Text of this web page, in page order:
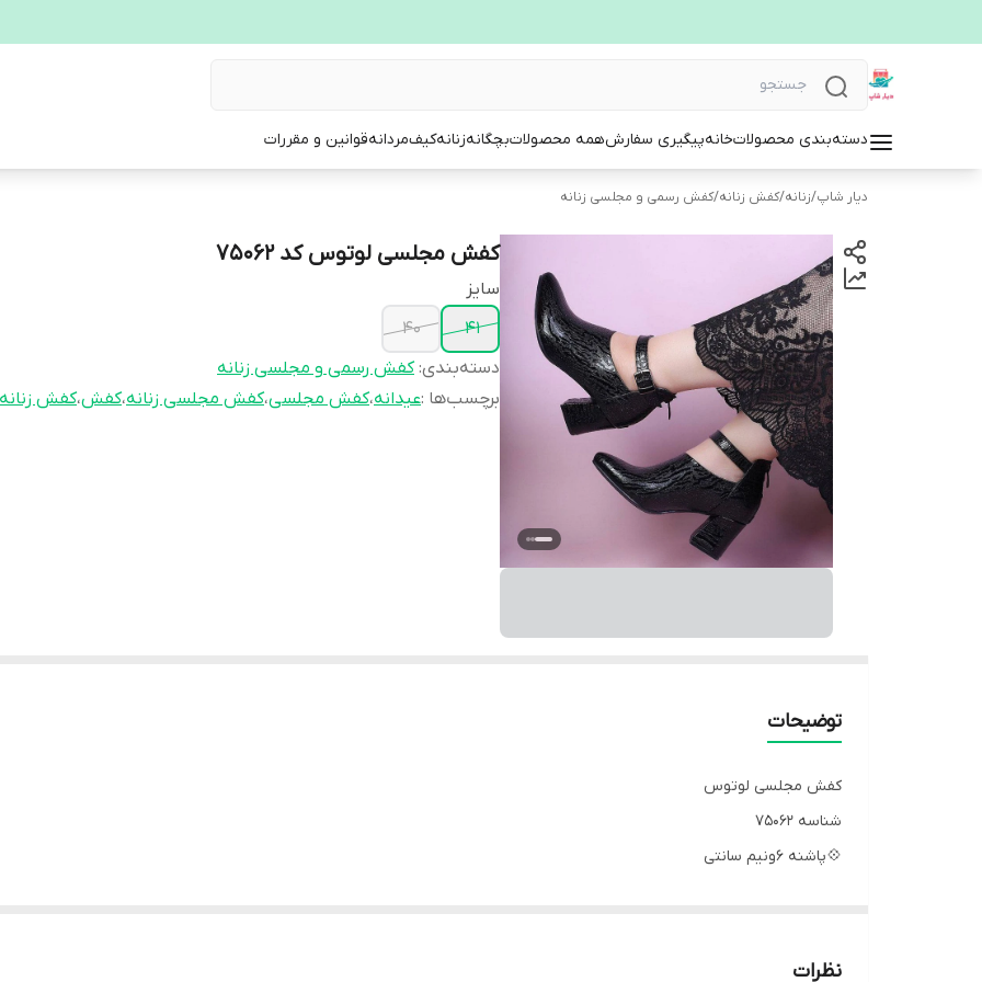
دسته‌بندی محصولاتخانهپیگیری سفارشهمه محصولاتبچگانهزنانهکیفمردانهقوانین و مقررات
دیار شاپ/زنانه/کفش زنانه/کفش رسمی و مجلسی زنانه
کفش مجلسی لوتوس کد 75062
سایز
41
40
دسته‌بندی:کفش رسمی و مجلسی زنانه
برچسب‌ها :عیدانه،کفش مجلسی،کفش مجلسی زنانه،کفش،کفش زنانه
توضیحات
کفش مجلسی لوتوس
شناسه 75062
💠پاشنه 6ونیم سانتی
💱 سایز ها : 37 - 38 - 39 - 40 - 41 -
نظرات